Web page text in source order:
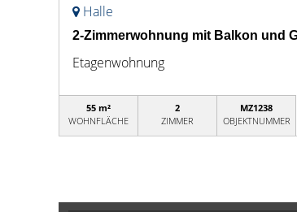
Halle
2-Zimmerwohnung mit Balkon und
Etagenwohnung
55 m²
WOHNFLÄCHE
2
ZIMMER
MZ1238
OBJEKTNUMMER